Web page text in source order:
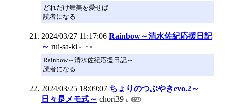
どれだけ舞美を愛せば
読者になる
2024/03/27 11:17:06 Rainbow～清水佐紀応援日記
～ rui-sa-ki
Rainbow～清水佐紀応援日記～
読者になる
2024/03/25 18:09:07 ちょりのつぶやきevo.2～
日々是メモ式～ chori39